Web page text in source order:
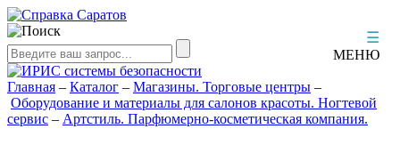
☰
МЕНЮ
Главная – Каталог – Магазины. Торговые центры –
Оборудование и материалы для салонов красоты. Ногтевой
сервис – Артстиль. Парфюмерно-косметическая компания.